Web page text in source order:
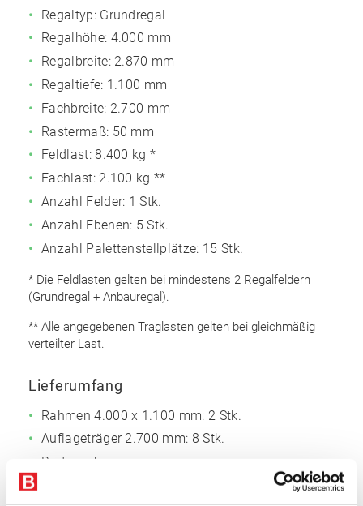
Regaltyp: Grundregal
Regalhöhe: 4.000 mm
Regalbreite: 2.870 mm
Regaltiefe: 1.100 mm
Fachbreite: 2.700 mm
Rastermaß: 50 mm
Feldlast:8.400 kg *
Fachlast: 2.100 kg **
Anzahl Felder: 1 Stk.
Anzahl Ebenen: 5 Stk.
Anzahl Palettenstellplätze: 15 Stk.
* Die Feldlasten gelten bei mindestens 2 Regalfeldern
(Grundregal + Anbauregal).
** Alle angegebenen Traglasten gelten bei gleichmäßig
verteilter Last.
Lieferumfang
Rahmen 4.000 x 1.100 mm: 2 Stk.
Auflageträger 2.700 mm: 8 Stk.
Bodenanker